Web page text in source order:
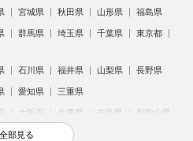
宮城県 秋田県 山形県 福島県
群馬県 埼玉県 千葉県
東京都
石川県 福井県 山梨県 長野県
愛知県 三重県
大阪府 兵庫県 奈良県 和歌山県
岡山県 広島県
全部見る